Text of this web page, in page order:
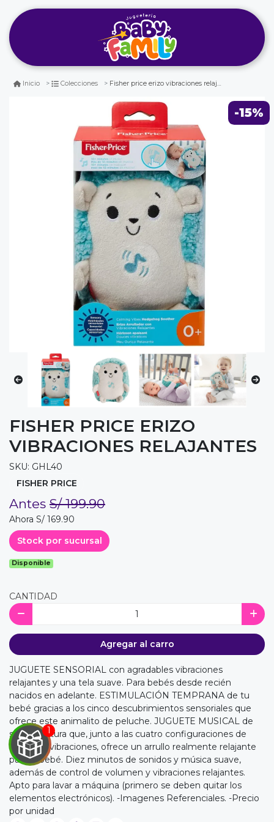
Inicio Colecciones Fisher price erizo vibraciones relajantes
-15%
FISHER PRICE ERIZO
VIBRACIONES RELAJANTES
SKU: GHL40
FISHER PRICE
Antes S/ 199.90
Ahora S/ 169.90
Stock por sucursal
Disponible
CANTIDAD
Agregar al carro
JUGUETE SENSORIAL con agradables vibraciones
relajantes y una tela suave. Para bebés desde recién
nacidos en adelante. ESTIMULACIÓN TEMPRANA de tu
bebé gracias a los cinco descubrimientos sensoriales que
ofrece este animalito de peluche. JUGUETE MUSICAL de
suave textura que, junto a las cuatro configuraciones de
música y vibraciones, ofrece un arrullo realmente relajante
para el bebé. Diez minutos de sonidos y música suave,
además de control de volumen y vibraciones relajantes.
Apto para lavar a máquina (primero se deben quitar los
elementos electrónicos). -Imagenes Referenciales. -Precio
por unidad